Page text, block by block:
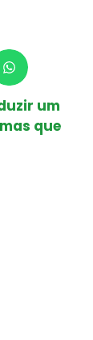
um
que